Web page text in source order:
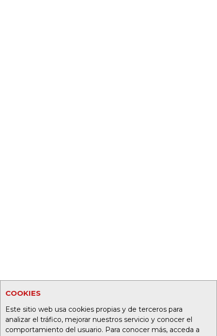
COOKIES
Este sitio web usa cookies propias y de terceros para
analizar el tráfico, mejorar nuestros servicio y conocer el
comportamiento del usuario. Para conocer más, acceda a